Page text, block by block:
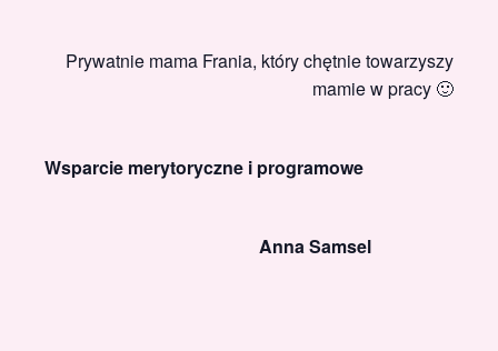
Prywatnie mama Frania, który chętnie towarzyszy
mamie w pracy 🙂
Wsparcie merytoryczne i programowe
Anna Samsel